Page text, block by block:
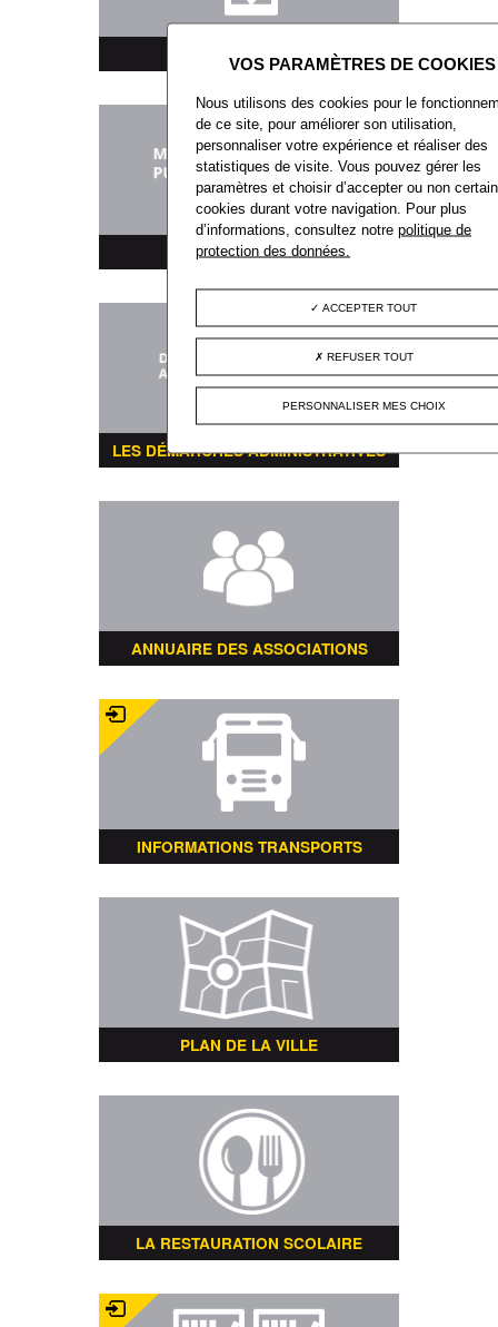
TÉLÉCHARGEMENT
MARCHÉS PUBLICS
LES DÉMARCHES ADMINISTRATIVES
ANNUAIRE DES ASSOCIATIONS
INFORMATIONS TRANSPORTS
PLAN DE LA VILLE
LA RESTAURATION SCOLAIRE
Nous utilisons des cookies pour le
de ce site, pour améliorer son utilisation,
personnaliser votre expérience et réaliser des
statistiques de visite. Vous pouvez gérer les
paramètres et choisir d’accepter ou non
cookies durant votre navigation. Pour plus
d’informations, consultez notrepolitique de
protection des données.
ACCEPTER TOUT
REFUSER TOUT
PERSONNALISER MES CHOIX